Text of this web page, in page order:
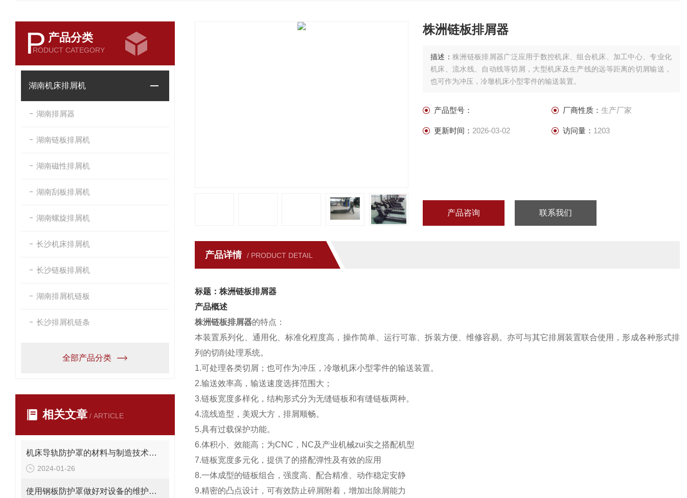
P 产品分类
RODUCT CATEGORY
湖南机床排屑机
湖南排屑器
湖南链板排屑机
湖南磁性排屑机
湖南刮板排屑机
湖南螺旋排屑机
长沙机床排屑机
长沙链板排屑机
湖南排屑机链板
长沙排屑机链条
全部产品分类
相关文章 / ARTICLE
机床导轨防护罩的材料与制造技术创新
2024-01-26
使用钢板防护罩做好对设备的维护十分重要
株洲链板排屑器
描述：株洲链板排屑器广泛应用于数控机床、组合机床、加工中心、专业化
机床、流水线、自动线等切屑，大型机床及生产线的远等距离的切屑输送，
也可作为冲压，冷墩机床小型零件的输送装置。
产品型号： 厂商性质： 生产厂家
更新时间： 2026-03-02 访问量： 1203
产品咨询 联系我们
产品详情 / PRODUCT DETAIL
标题：株洲链板排屑器
产品概述
株洲链板排屑器的特点：
本装置系列化、通用化、标准化程度高，操作简单、运行可靠、拆装方便、维修容易。亦可与其它排屑装置联合使用，形成各种形式排
列的切削处理系统。
1.可处理各类切屑；也可作为冲压，冷墩机床小型零件的输送装置。
2.输送效率高，输送速度选择范围大；
3.链板宽度多样化，结构形式分为无缝链板和有缝链板两种。
4.流线造型，美观大方，排屑顺畅。
5.具有过载保护功能。
6.体积小、效能高；为CNC，NC及产业机械zui实之搭配机型
7.链板宽度多元化，提供了的搭配弹性及有效的应用
8.一体成型的链板组合，强度高、配合精准、动作稳定安静
9.精密的凸点设计，可有效防止碎屑附着，增加出除屑能力